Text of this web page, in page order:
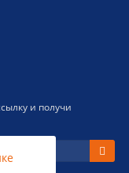
и получи